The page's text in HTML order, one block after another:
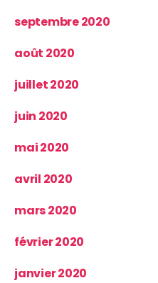
septembre 2020
août 2020
juillet 2020
juin 2020
mai 2020
avril 2020
mars 2020
février 2020
janvier 2020